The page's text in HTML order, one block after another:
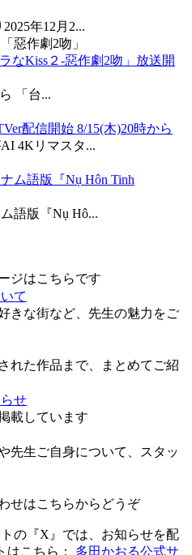
年12月2...
なKiss２-惡作劇2吻」放送開
「台...
配信開始 8/15(木)20時から
4Kリマスタ...
ム語版『Nụ Hôn Tinh
語版『Nụ Hô...
ジはこちらです
て
きな街など、先生の魅力をご
れた作品まで、まとめてご紹
せ
載しています
先生ご自身について、スタッ
せはこちらからどうぞ
の『X』では、お知らせを配
こちら：
多田かおる公式サ